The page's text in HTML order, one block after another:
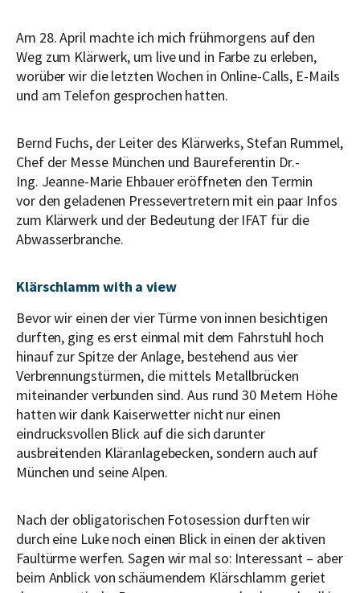
Am 28. April machte ich mich frühmorgens auf den
Weg zum Klärwerk, um live und in Farbe zu erleben,
worüber wir die letzten Wochen in Online-Calls, E-Mails
und am Telefon gesprochen hatten.
Bernd Fuchs, der Leiter des Klärwerks, Stefan Rummel,
Chef der Messe München und Baureferentin Dr.-
Ing. Jeanne-Marie Ehbauer eröffneten den Termin
vor den geladenen Pressevertretern mit ein paar Infos
zum Klärwerk und der Bedeutung der IFAT für die
Abwasserbranche.
Klärschlammwith a view
Bevor wir einen der vier Türme von innen besichtigen
durften, ging es erst einmal mit dem Fahrstuhl hoch
hinauf zur Spitze der Anlage, bestehend aus vier
Verbrennungstürmen, die mittels Metallbrücken
miteinander verbunden sind. Aus rund 30 Metern Höhe
hatten wir dank Kaiserwetter nicht nur einen
eindrucksvollen Blick auf die sich darunter
ausbreitenden Kläranlagebecken, sondern auch auf
München und seine Alpen.
Nach der obligatorischen Fotosession durften wir
durch eine Luke noch einen Blick in einen der aktiven
Faultürme werfen. Sagen wir mal so: Interessant – aber
beim Anblick von schäumendem Klärschlamm geriet